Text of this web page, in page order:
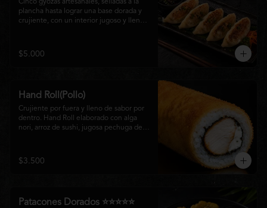
Cinco gyozas artesanales, selladas a la
plancha hasta lograr una base dorada y
crujiente, con un interior jugoso y lleno
perfecto entre tradición japonesa y la
esencia de la cocina nikkei, ideales para
$5.000
Hand Roll(Pollo)
Crujiente por fuera y lleno de sabor por
dentro. Hand Roll elaborado con alga
nori, arroz de sushi, jugosa pechuga de
combinación perfecta de textura y
cremosidad que convierte este clásico en
$3.500
Patacones Dorados ⭐⭐⭐⭐⭐